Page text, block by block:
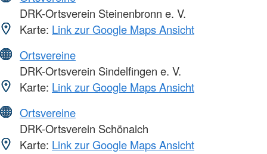
DRK-Ortsverein Steinenbronn e. V.
Karte: Link zur Google Maps Ansicht
Ortsvereine
DRK-Ortsverein Sindelfingen e. V.
Karte: Link zur Google Maps Ansicht
Ortsvereine
DRK-Ortsverein Schönaich
Karte: Link zur Google Maps Ansicht